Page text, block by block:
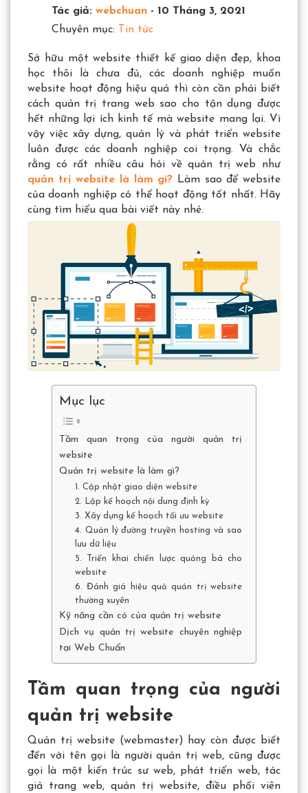
Tác giả: webchuan - 10 Tháng 3, 2021
Chuyên mục: Tin tức
Sở hữu một website thiết kế giao diện đẹp, khoa
học thôi là chưa đủ, các doanh nghiệp muốn
website hoạt động hiệu quả thì còn cần phải biết
cách quản trị trang web sao cho tận dụng được
hết những lợi ích kinh tế mà website mang lại. Vì
vậy việc xây dựng, quản lý và phát triển website
luôn được các doanh nghiệp coi trọng. Và chắc
rằng có rất nhiều câu hỏi về quản trị web như
quản trị website là làm gì? Làm sao để website
của doanh nghiệp có thể hoạt động tốt nhất. Hãy
cùng tìm hiểu qua bài viết này nhé.
Mục lục
Tầm quan trọng của người quản trị
website
Quản trị website là làm gì?
1. Cập nhật giao diện website
2. Lập kế hoạch nội dung định kỳ
3. Xây dựng kế hoạch tối ưu website
4. Quản lý đường truyền hosting và sao
lưu dữ liệu
5. Triển khai chiến lược quảng bá cho
website
6. Đánh giá hiệu quả quản trị website
thường xuyên
Kỹ năng cần có của quản trị website
Dịch vụ quản trị website chuyên nghiệp
tại Web Chuẩn
Tầm quan trọng của người
quản trị website
Quản trị website (webmaster) hay còn được biết
đến với tên gọi là người quản trị web, cũng được
gọi là một kiến ​​trúc sư web, phát triển web, tác
giả trang web, quản trị website, điều phối viên